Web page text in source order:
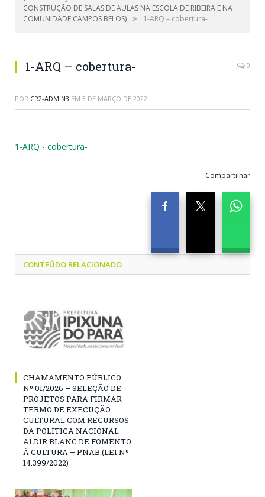
CONSTRUÇÃO DE SALAS DE AULAS NA ESCOLA DE RIBEIRA E NA
COMUNIDADE CAMPOS BELOS) » 1-ARQ – cobertura-
1-ARQ – cobertura- 0
POR CR2-ADMIN3 EM 3 DE MARÇO DE 2022
1-ARQ - cobertura-
Compartilhar
CONTEÚDO RELACIONADO
CHAMAMENTO PÚBLICO
Nº 01/2026 – SELEÇÃO DE
PROJETOS PARA FIRMAR
TERMO DE EXECUÇÃO
CULTURAL COM RECURSOS
DA POLÍTICA NACIONAL
ALDIR BLANC DE FOMENTO
À CULTURA – PNAB (LEI Nº
14.399/2022)